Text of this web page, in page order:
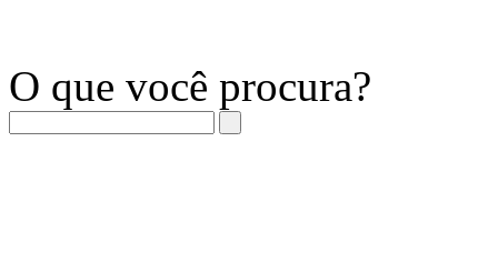
O que você procura?